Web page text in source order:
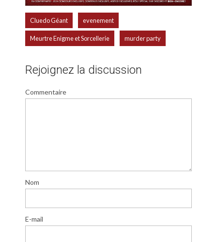
Cluedo Géant evenement
Meurtre Enigme et Sorcellerie murder party
Rejoignez la discussion
Commentaire
Nom
E-mail